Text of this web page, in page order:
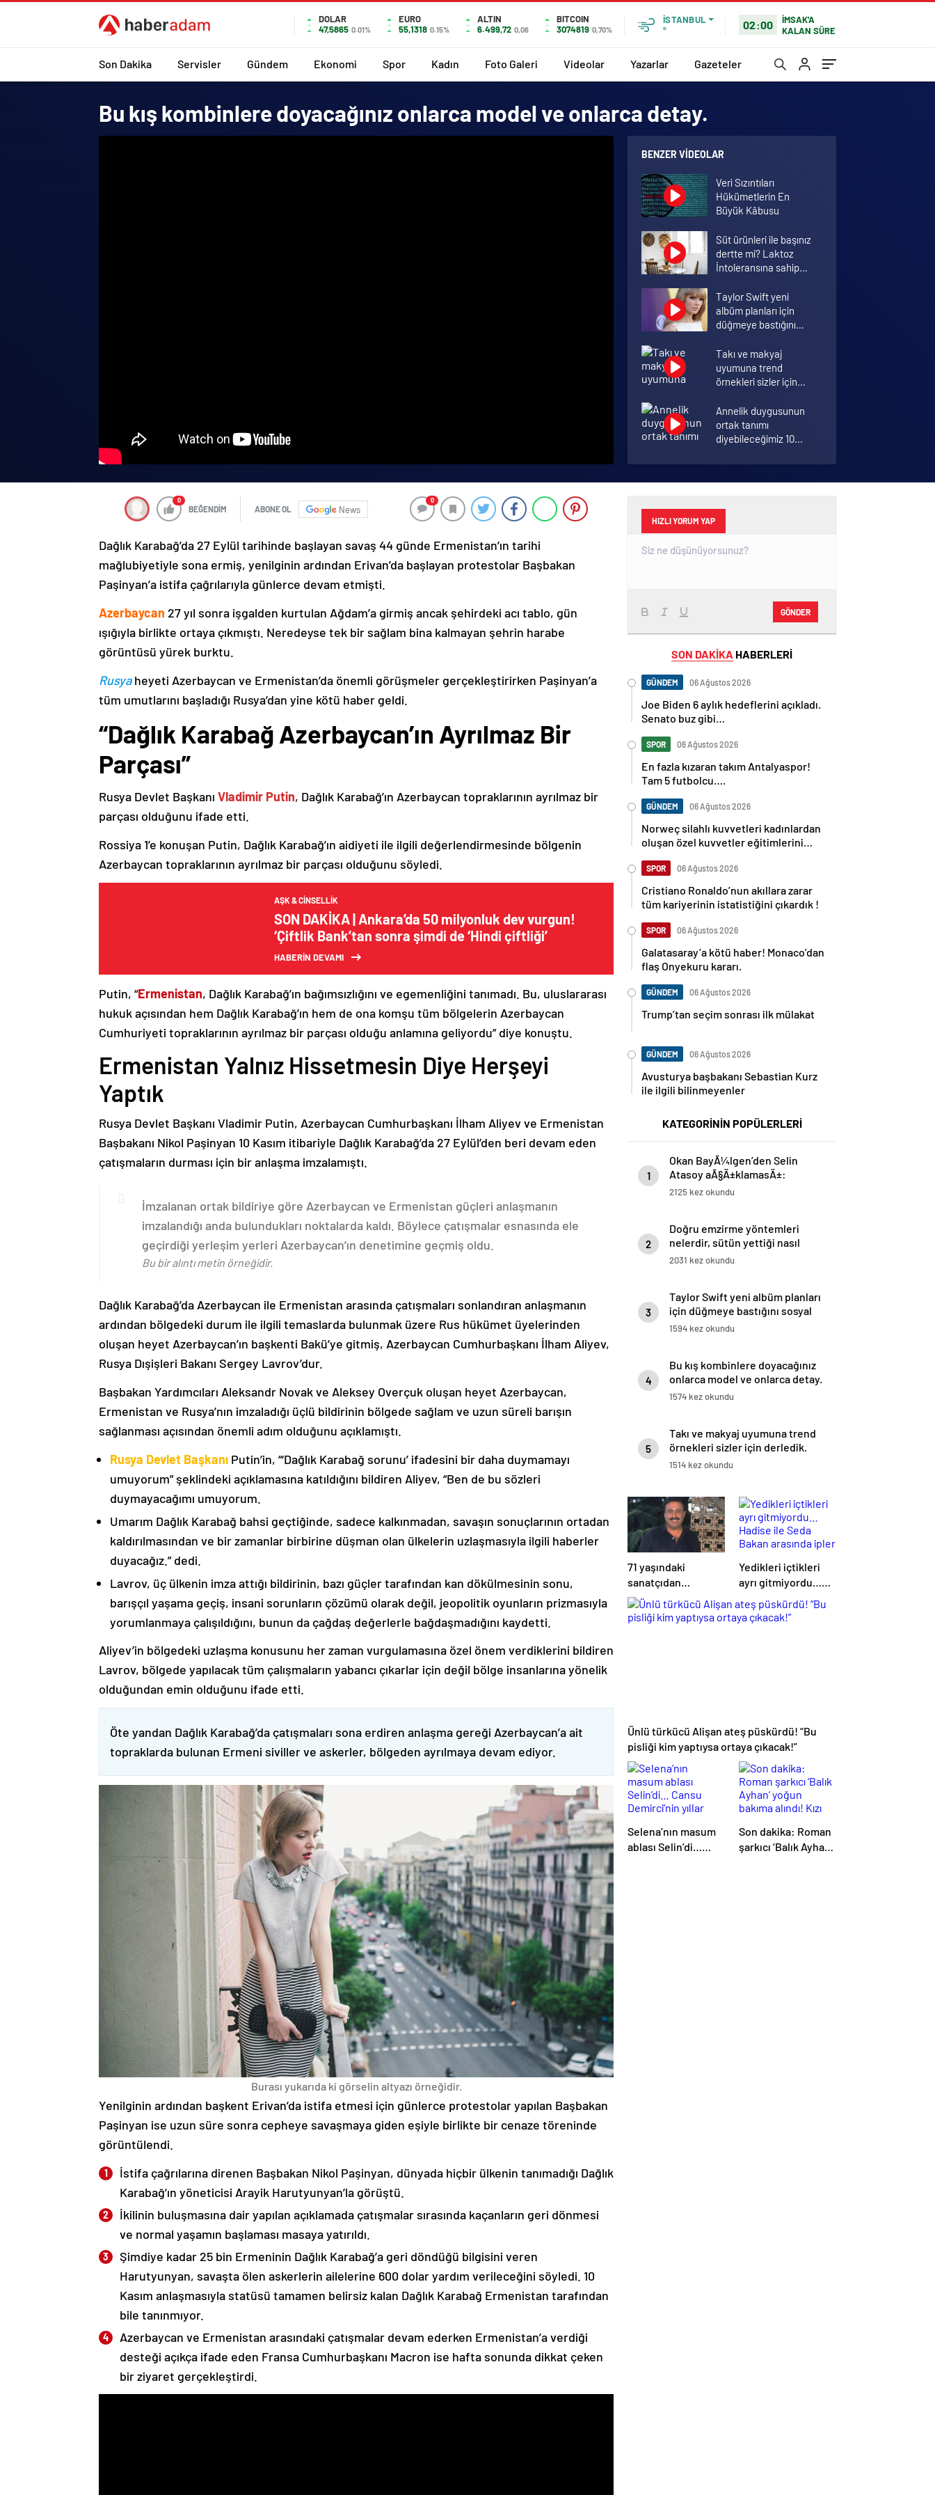
DOLAR
47,5865 0.01%
EURO
55,1318 0.15%
ALTIN
6.499,72 0,06
BITCOIN
3074819 0,70%
İSTANBUL
°
02:00
İMSAK'A
KALAN SÜRE
Son Dakika Servisler Gündem Ekonomi Spor Kadın Foto Galeri Videolar Yazarlar Gazeteler
Bu kış kombinlere doyacağınız onlarca model ve onlarca detay.
BENZER VIDEOLAR
Veri Sızıntıları
Hükümetlerin En
Büyük Kâbusu
Süt ürünleri ile başınız
dertte mi? Laktoz
İntoleransına sahip
Taylor Swift yeni
albüm planları için
düğmeye bastığını
duyurdu!
Takı ve makyaj
uyumuna trend
örnekleri sizler için
Annelik duygusunun
ortak tanımı
diyebileceğimiz 10
Koronavirüsü hafif
geçirmek için 10 öneri
0
BEĞENDİM ABONE OL News
0
Dağlık Karabağ’da 27 Eylül tarihinde başlayan savaş 44 günde Ermenistan’ın tarihi
mağlubiyetiyle sona ermiş, yenilginin ardından Erivan’da başlayan protestolar Başbakan
Paşinyan’a istifa çağrılarıyla günlerce devam etmişti.
Azerbaycan 27 yıl sonra işgalden kurtulan Ağdam’a girmiş ancak şehirdeki acı tablo, gün
ışığıyla birlikte ortaya çıkmıştı. Neredeyse tek bir sağlam bina kalmayan şehrin harabe
görüntüsü yürek burktu.
Rusyaheyeti Azerbaycan ve Ermenistan’da önemli görüşmeler gerçekleştirirken Paşinyan’a
tüm umutlarını başladığı Rusya’dan yine kötü haber geldi.
“Dağlık Karabağ Azerbaycan’ın Ayrılmaz Bir
Parçası”
Rusya Devlet Başkanı Vladimir Putin, Dağlık Karabağ’ın Azerbaycan topraklarının ayrılmaz bir
parçası olduğunu ifade etti.
Rossiya 1’e konuşan Putin, Dağlık Karabağ’ın aidiyeti ile ilgili değerlendirmesinde bölgenin
Azerbaycan topraklarının ayrılmaz bir parçası olduğunu söyledi.
AŞK & CINSELLIK
SON DAKİKA | Ankara’da 50 milyonluk dev vurgun!
‘Çiftlik Bank’tan sonra şimdi de ‘Hindi çiftliği’
HABERİN DEVAMI
Putin, “Ermenistan, Dağlık Karabağ’ın bağımsızlığını ve egemenliğini tanımadı. Bu, uluslararası
hukuk açısından hem Dağlık Karabağ’ın hem de ona komşu tüm bölgelerin Azerbaycan
Cumhuriyeti topraklarının ayrılmaz bir parçası olduğu anlamına geliyordu” diye konuştu.
Ermenistan Yalnız Hissetmesin Diye Herşeyi
Yaptık
Rusya Devlet Başkanı Vladimir Putin, Azerbaycan Cumhurbaşkanı İlham Aliyev ve Ermenistan
Başbakanı Nikol Paşinyan 10 Kasım itibariyle Dağlık Karabağ’da 27 Eylül’den beri devam eden
çatışmaların durması için bir anlaşma imzalamıştı.
İmzalanan ortak bildiriye göre Azerbaycan ve Ermenistan güçleri anlaşmanın
imzalandığı anda bulundukları noktalarda kaldı. Böylece çatışmalar esnasında ele
geçirdiği yerleşim yerleri Azerbaycan’ın denetimine geçmiş oldu.
Bu bir alıntı metin örneğidir.
Dağlık Karabağ’da Azerbaycan ile Ermenistan arasında çatışmaları sonlandıran anlaşmanın
ardından bölgedeki durum ile ilgili temaslarda bulunmak üzere Rus hükümet üyelerinden
oluşan heyet Azerbaycan’ın başkenti Bakü’ye gitmiş, Azerbaycan Cumhurbaşkanı İlham Aliyev,
Rusya Dışişleri Bakanı Sergey Lavrov’dur.
Başbakan Yardımcıları Aleksandr Novak ve Aleksey Overçuk oluşan heyet Azerbaycan,
Ermenistan ve Rusya’nın imzaladığı üçlü bildirinin bölgede sağlam ve uzun süreli barışın
sağlanması açısından önemli adım olduğunu açıklamıştı.
Rusya Devlet Başkanı Putin’in, “‘Dağlık Karabağ sorunu’ ifadesini bir daha duymamayı
umuyorum” şeklindeki açıklamasına katıldığını bildiren Aliyev, “Ben de bu sözleri
duymayacağımı umuyorum.
Umarım Dağlık Karabağ bahsi geçtiğinde, sadece kalkınmadan, savaşın sonuçlarının ortadan
kaldırılmasından ve bir zamanlar birbirine düşman olan ülkelerin uzlaşmasıyla ilgili haberler
duyacağız.” dedi.
Lavrov, üç ülkenin imza attığı bildirinin, bazı güçler tarafından kan dökülmesinin sonu,
barışçıl yaşama geçiş, insani sorunların çözümü olarak değil, jeopolitik oyunların prizmasıyla
yorumlanmaya çalışıldığını, bunun da çağdaş değerlerle bağdaşmadığını kaydetti.
Aliyev’in bölgedeki uzlaşma konusunu her zaman vurgulamasına özel önem verdiklerini bildiren
Lavrov, bölgede yapılacak tüm çalışmaların yabancı çıkarlar için değil bölge insanlarına yönelik
olduğundan emin olduğunu ifade etti.
Öte yandan Dağlık Karabağ’da çatışmaları sona erdiren anlaşma gereği Azerbaycan’a ait
topraklarda bulunan Ermeni siviller ve askerler, bölgeden ayrılmaya devam ediyor.
Burası yukarıda ki görselin altyazı örneğidir.
Yenilginin ardından başkent Erivan’da istifa etmesi için günlerce protestolar yapılan Başbakan
Paşinyan ise uzun süre sonra cepheye savaşmaya giden eşiyle birlikte bir cenaze töreninde
görüntülendi.
İstifa çağrılarına direnen Başbakan Nikol Paşinyan, dünyada hiçbir ülkenin tanımadığı Dağlık
Karabağ’ın yöneticisi Arayik Harutyunyan’la görüştü.
İkilinin buluşmasına dair yapılan açıklamada çatışmalar sırasında kaçanların geri dönmesi
ve normal yaşamın başlaması masaya yatırıldı.
Şimdiye kadar 25 bin Ermeninin Dağlık Karabağ’a geri döndüğü bilgisini veren
Harutyunyan, savaşta ölen askerlerin ailelerine 600 dolar yardım verileceğini söyledi. 10
Kasım anlaşmasıyla statüsü tamamen belirsiz kalan Dağlık Karabağ Ermenistan tarafından
bile tanınmıyor.
Azerbaycan ve Ermenistan arasındaki çatışmalar devam ederken Ermenistan’a verdiği
desteği açıkça ifade eden Fransa Cumhurbaşkanı Macron ise hafta sonunda dikkat çeken
bir ziyaret gerçekleştirdi.
HIZLI YORUM YAP
GÖNDER
SON DAKİKA HABERLERİ
GÜNDEM 06 Ağustos 2026
Joe Biden 6 aylık hedeflerini açıkladı.
Senato buz gibi…
SPOR 06 Ağustos 2026
En fazla kızaran takım Antalyaspor!
Tam 5 futbolcu….
GÜNDEM 06 Ağustos 2026
Norweç silahlı kuvvetleri kadınlardan
oluşan özel kuvvetler eğitimlerini
SPOR 06 Ağustos 2026
Cristiano Ronaldo’nun akıllara zarar
tüm kariyerinin istatistiğini çıkardık !
SPOR 06 Ağustos 2026
Galatasaray’a kötü haber! Monaco’dan
flaş Onyekuru kararı.
GÜNDEM 06 Ağustos 2026
Trump’tan seçim sonrası ilk mülakat
GÜNDEM 06 Ağustos 2026
Avusturya başbakanı Sebastian Kurz
ile ilgili bilinmeyenler
KATEGORİNİN POPÜLERLERİ
1
Okan BayÃ¼lgen’den Selin
Atasoy aÃ§Ä±klamasÄ±:
AyrÄ±lmadÄ±k
2125 kez okundu
2
Doğru emzirme yöntemleri
nelerdir, sütün yettiği nasıl
anlaşılır?
2031 kez okundu
3
Taylor Swift yeni albüm planları
için düğmeye bastığını sosyal
medyadan duyurdu!
1594 kez okundu
4
Bu kış kombinlere doyacağınız
onlarca model ve onlarca detay.
1574 kez okundu
5
Takı ve makyaj uyumuna trend
örnekleri sizler için derledik.
1514 kez okundu
71 yaşındaki
sanatçıdan
korkutan haber!
Gökhan Güney
hastaneye
Yedikleri içtikleri
ayrı gitmiyordu…
Hadise ile Seda
Bakan arasında
ipler koptu! Seda
Ünlü türkücü Alişan ateş püskürdü! “Bu
pisliği kim yaptıysa ortaya çıkacak!”
Selena’nın masum
ablası Selin’di…
Son dakika: Roman
şarkıcı ‘Balık Ayhan’